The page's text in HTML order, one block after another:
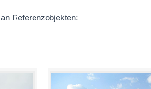
Referenzobjekten: